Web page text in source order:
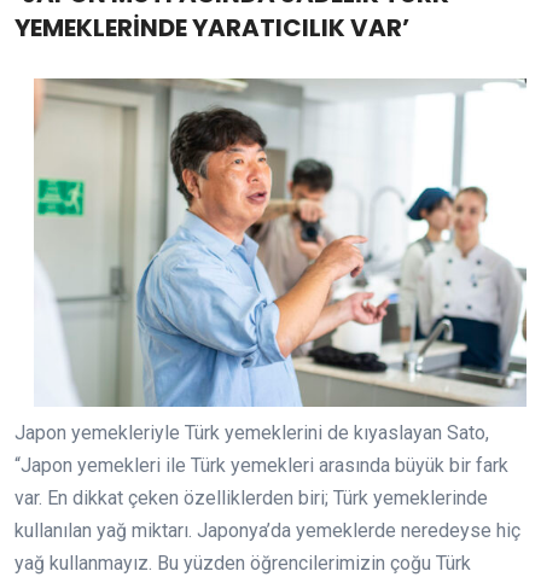
YEMEKLERİNDE YARATICILIK VAR’
Japon yemekleriyle Türk yemeklerini de kıyaslayan Sato,
“Japon yemekleri ile Türk yemekleri arasında büyük bir fark
var. En dikkat çeken özelliklerden biri; Türk yemeklerinde
kullanılan yağ miktarı. Japonya’da yemeklerde neredeyse hiç
yağ kullanmayız. Bu yüzden öğrencilerimizin çoğu Türk